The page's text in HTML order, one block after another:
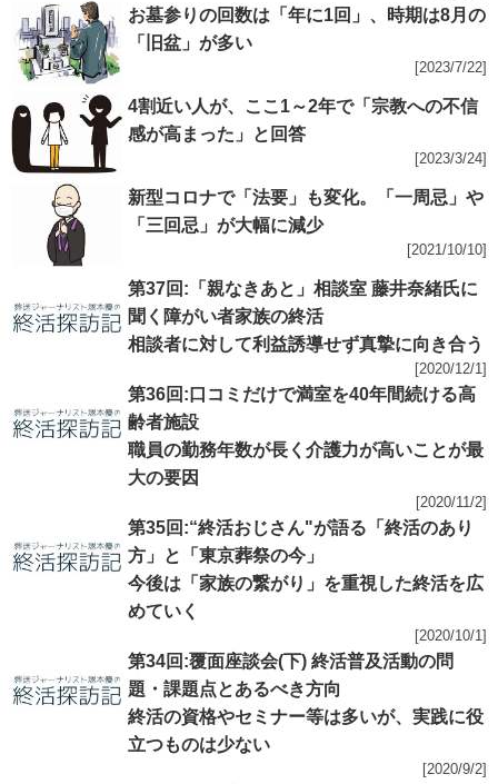
お墓参りの回数は「年に1回」、時期は8月の
「旧盆」が多い
[2023/7/22]
4割近い人が、ここ1～2年で「宗教への不信
感が高まった」と回答
[2023/3/24]
新型コロナで「法要」も変化。「一周忌」や
「三回忌」が大幅に減少
[2021/10/10]
第37回:「親なきあと」相談室 藤井奈緒氏に
聞く障がい者家族の終活
相談者に対して利益誘導せず真摯に向き合う
[2020/12/1]
第36回:口コミだけで満室を40年間続ける高
齢者施設
職員の勤務年数が長く介護力が高いことが最
大の要因
[2020/11/2]
第35回:“終活おじさん"が語る「終活のあり
方」と「東京葬祭の今」
今後は「家族の繋がり」を重視した終活を広
めていく
[2020/10/1]
第34回:覆面座談会(下) 終活普及活動の問
題・課題点とあるべき方向
終活の資格やセミナー等は多いが、実践に役
立つものは少ない
[2020/9/2]